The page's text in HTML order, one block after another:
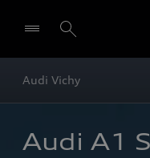
Audi Vichy
Audi A1